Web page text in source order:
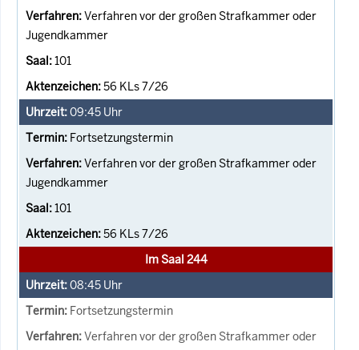
Verfahren vor der großen Strafkammer oder
Jugendkammer
101
56 KLs 7/26
09:45 Uhr
Fortsetzungstermin
Verfahren vor der großen Strafkammer oder
Jugendkammer
101
56 KLs 7/26
Im Saal 244
08:45 Uhr
Fortsetzungstermin
Verfahren vor der großen Strafkammer oder